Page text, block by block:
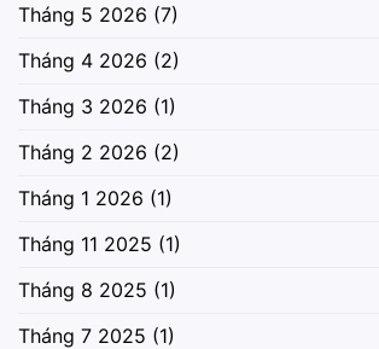
Tháng 5 2026 (7)
Tháng 4 2026 (2)
Tháng 3 2026 (1)
Tháng 2 2026 (2)
Tháng 1 2026 (1)
Tháng 11 2025 (1)
Tháng 8 2025 (1)
Tháng 7 2025 (1)